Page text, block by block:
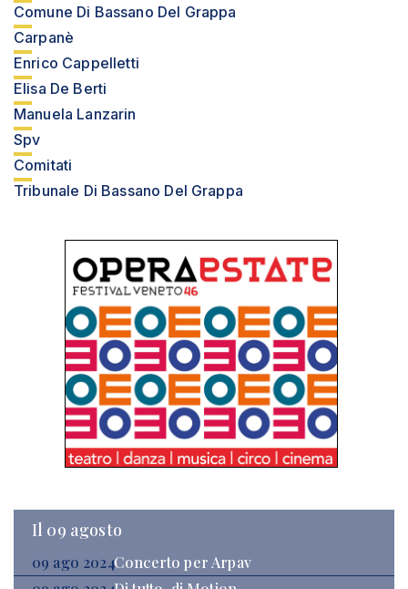
Comune Di Bassano Del Grappa
Carpanè
Enrico Cappelletti
Elisa De Berti
Manuela Lanzarin
Spv
Comitati
Tribunale Di Bassano Del Grappa
Il 09 agosto
09 ago 2024Concerto per Arpav